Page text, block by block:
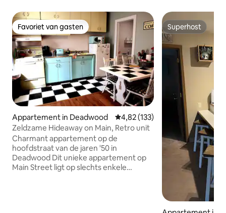
Favoriet van gasten
Favoriet van gasten
Appartement in Deadwood Gemiddelde beoordeling van
4,82 (133)
Zeldzame Hideaway on Main, Retro unit
Charmant appartement op de
hoofdstraat van de jaren '50 in
Deadwood Dit unieke appartement op
Main Street ligt op slechts enkele
Superhost
Superhost